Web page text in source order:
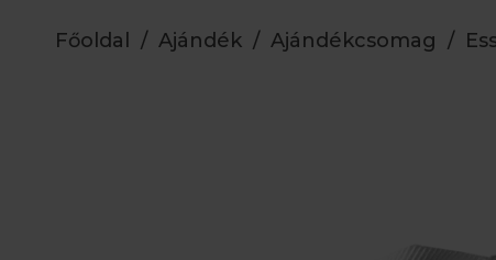
Főoldal Ajándék Ajándékcsomag